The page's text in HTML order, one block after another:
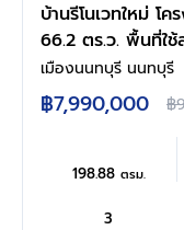
บ้านรีโนเวทใหม่ โ
66.2 ตร.ว. พื้นที่ใ
ห้องนอน 3 ห้องน้ำ
ต่อหลายเส้นทาง ใ
รถไฟฟ้าสายสีม่วง
เมืองนนทบุรี นนทบุรี
฿7,990,000 ฿
198.88 ตรม.
3